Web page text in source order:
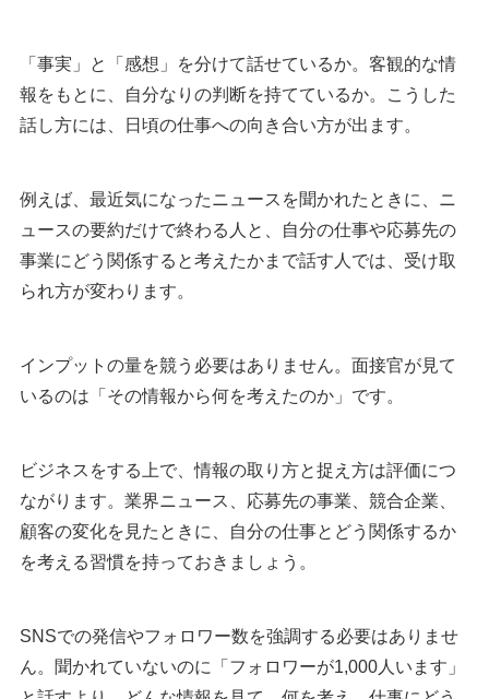
「事実」と「感想」を分けて話せているか。客観的な情
報をもとに、自分なりの判断を持てているか。こうした
話し方には、日頃の仕事への向き合い方が出ます。
例えば、最近気になったニュースを聞かれたときに、ニ
ュースの要約だけで終わる人と、自分の仕事や応募先の
事業にどう関係すると考えたかまで話す人では、受け取
られ方が変わります。
インプットの量を競う必要はありません。面接官が見て
いるのは「その情報から何を考えたのか」です。
ビジネスをする上で、情報の取り方と捉え方は評価につ
ながります。業界ニュース、応募先の事業、競合企業、
顧客の変化を見たときに、自分の仕事とどう関係するか
を考える習慣を持っておきましょう。
SNSでの発信やフォロワー数を強調する必要はありませ
ん。聞かれていないのに「フォロワーが1,000人います」